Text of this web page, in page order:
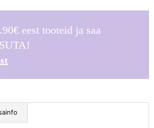
€ eest tooteid ja saa